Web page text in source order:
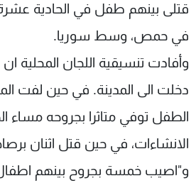
قتلى بينهم طفل في الحادية
في حمص، وسط سوريا.
وأفادت تنسيقية اللجان المحلية
دخلت الى المدينة. في حين لفت
الطفل توفي متاثرا بجروحه
الانشاءات، في حين قتل اثنان
و"اصيب خمسة بجروح بينهم